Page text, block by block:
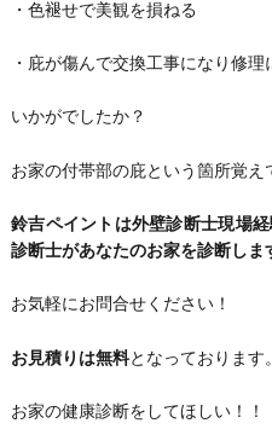
・色褪せで美観を損ねる
・庇が傷んで交換工事になり修理
いかがでしたか？
お家の付帯部の庇という箇所覚え
鈴吉ペイントは外壁診断士現場
診断士があなたのお家を診断しま
お気軽にお問合せください！
お見積りは無料となっております。
お家の健康診断をしてほしい！！